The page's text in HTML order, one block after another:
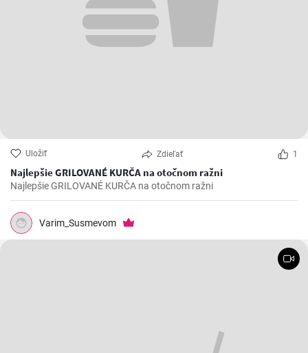
Uložiť Zdieľať 1
Najlepšie GRILOVANÉ KURČA na otočnom ražni
Najlepšie GRILOVANÉ KURČA na otočnom ražni
Varim_Susmevom